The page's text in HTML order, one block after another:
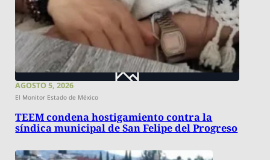
AGOSTO 5, 2026
El Monitor Estado de México
TEEM condena hostigamiento contra la
síndica municipal de San Felipe del Progreso